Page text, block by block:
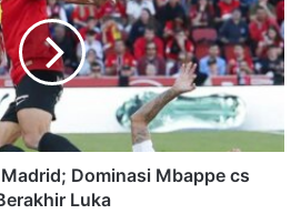
Dominasi Mbappe cs
Luka